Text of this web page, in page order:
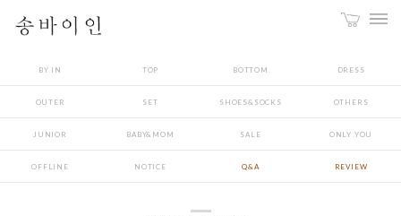
BY IN TOP BOTTOM DRESS
OUTER SET SHOES&SOCKS OTHERS
JUNIOR BABY&MOM SALE ONLY YOU
OFFLINE NOTICE Q&A REVIEW